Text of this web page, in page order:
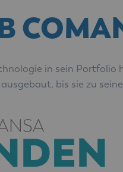
in sein Portfolio
bis sie zu